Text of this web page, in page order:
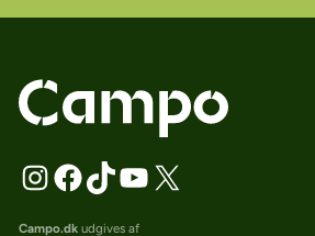
Campo.dkudgives af